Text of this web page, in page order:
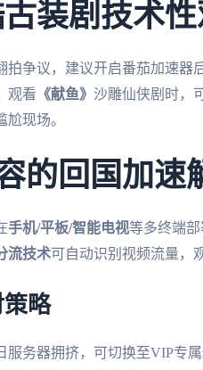
装剧技术
拍争议，建议开启番茄加速器
观看 《献鱼》 沙雕仙侠剧时，
现场。
的回国加速
手机/平板/智能电视等多终端
流技术可自动识别视频流量，
策略
服务器拥挤，可切换至VIP专